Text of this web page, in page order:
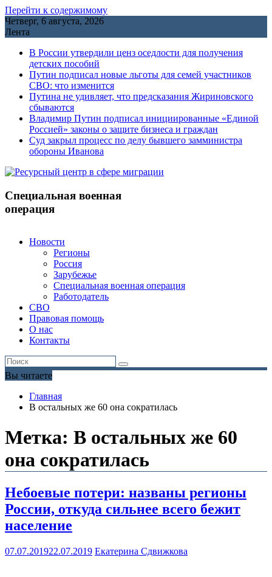
Перейти к содержимому
Четверг, 6 августа, 2026
Лента
В России утвердили ценз оседлости для получения
детских пособий
Путин подписал новые льготы для семей участников
СВО: что изменится
Путина не удивляет, что предсказания Жириновского
сбываются
Владимир Путин подписал инициированные «Единой
Россией» законы о защите бизнеса и граждан
Cуд закрыл процесс по делу бывшего замминистра
обороны Иванова
Специальная военная
операция
Новости
Регионы
Россия
Зарубежье
Специальная военная операция
Работодатель
СВО
Правовая помощь
О нас
Контакты
Вы читаете
Главная
В остальных же 60 она сократилась
Метка: В остальных же 60
она сократилась
Небоевые потери: названы регионы
России, откуда сильнее всего бежит
население
07.07.201922.07.2019 Екатерина Сдвижкова